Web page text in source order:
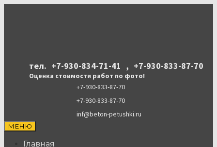
тел. +7-930-834-71-41 , +7-930-833-87-70
Оценка стоимости работ по фото!
+7-930-833-87-70
+7-930-833-87-70
inf@beton-petushki.ru
МЕНЮ
Главная